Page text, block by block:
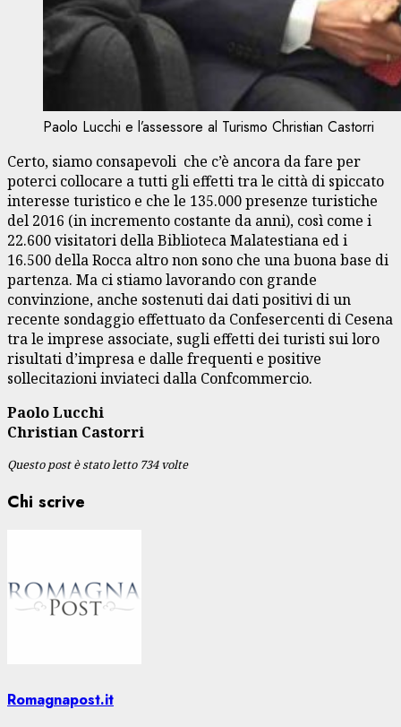
Paolo Lucchi e l’assessore al Turismo Christian Castorri
Certo, siamo consapevoli che c’è ancora da fare per
poterci collocare a tutti gli effetti tra le città di spiccato
interesse turistico e che le 135.000 presenze turistiche
del 2016 (in incremento costante da anni), così come i
22.600 visitatori della Biblioteca Malatestiana ed i
16.500 della Rocca altro non sono che una buona base di
partenza. Ma ci stiamo lavorando con grande
convinzione, anche sostenuti dai dati positivi di un
recente sondaggio effettuato da Confesercenti di Cesena
tra le imprese associate, sugli effetti dei turisti sui loro
risultati d’impresa e dalle frequenti e positive
sollecitazioni inviateci dalla Confcommercio.
Paolo Lucchi
Christian Castorri
Questo post è stato letto 734 volte
Chi scrive
Romagnapost.it